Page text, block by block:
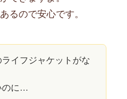
るので安心です。
イフジャケットがな
のに…